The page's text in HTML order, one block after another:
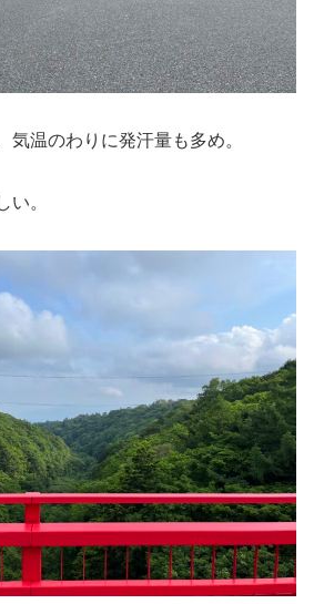
気温のわりに発汗量も多め。
い。